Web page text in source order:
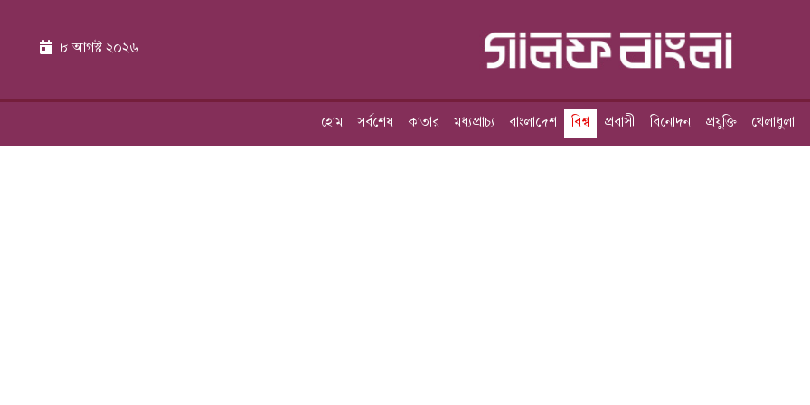
৮ আগস্ট ২০২৬
হোম সর্বশেষ কাতার মধ্যপ্রাচ্য বাংলাদেশ বিশ্ব প্রবাসী বিনোদন প্রযুক্তি খেলাধুলা